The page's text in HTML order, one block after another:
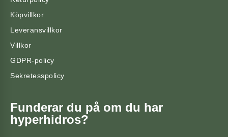
Köpvillkor
Leveransvillkor
Villkor
GDPR-policy
Sekretesspolicy
Funderar du på om du har
hyperhidros?